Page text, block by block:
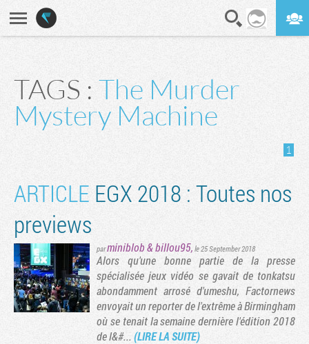
TAGS : The Murder
Mystery Machine
1
ARTICLE EGX 2018 : Toutes nos
previews
parminiblob&billou95, le 25 September 2018
Alors qu'une bonne partie de la presse
spécialisée jeux vidéo se gavait de tonkatsu
abondamment arrosé d'umeshu, Factornews
envoyait un reporter de l'extrême à Birmingham
où se tenait la semaine dernière l'édition 2018
de l&#...(LIRE LA SUITE)